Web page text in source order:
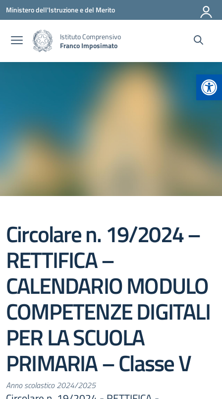
Vai ai contenuti
Vai al menu di navigazione
Vai al footer
Ministero dell'Istruzione e del Merito
Istituto Comprensivo
Franco Imposimato
Circolare n. 19/2024 –
RETTIFICA –
CALENDARIO MODULO
COMPETENZE DIGITALI
PER LA SCUOLA
PRIMARIA – Classe V
Anno scolastico 2024/2025